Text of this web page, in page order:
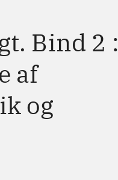
Bind 2
af
og